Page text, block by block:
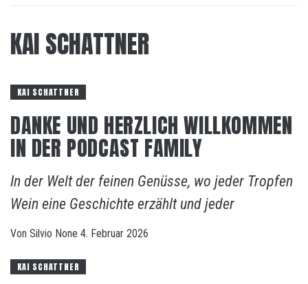
KAI SCHATTNER
KAI SCHATTNER
DANKE UND HERZLICH WILLKOMMEN
IN DER PODCAST FAMILY
In der Welt der feinen Genüsse, wo jeder Tropfen
Wein eine Geschichte erzählt und jeder
Von Silvio None 4. Februar 2026
KAI SCHATTNER